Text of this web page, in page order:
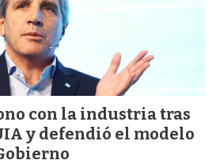
con la industria tras
y defendió el modelo